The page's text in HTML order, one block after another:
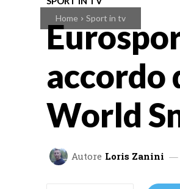
Home Sport in tv
accordo
World
Autore Loris Zanini